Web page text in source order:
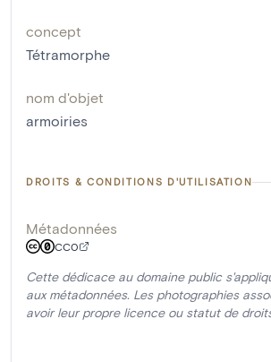
concept
Tétramorphe
nom d'objet
armoiries
DROITS & CONDITIONS D'UTILISATION
Métadonnées
CC0
Cette dédicace au domaine public
aux métadonnées. Les photographies
avoir leur propre licence ou statut de